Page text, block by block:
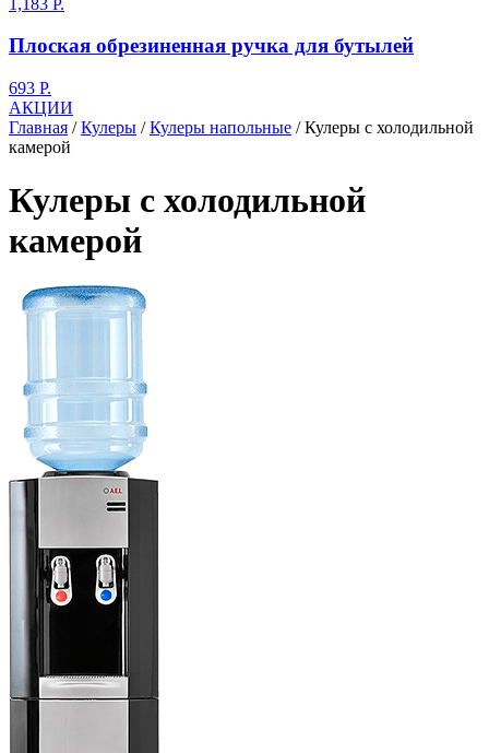
Плоская обрезиненная ручка для бутылей
693 Р.
АКЦИИ
Главная /Кулеры /Кулеры напольные /Кулеры с холодильной
камерой
Кулеры с холодильной
камерой